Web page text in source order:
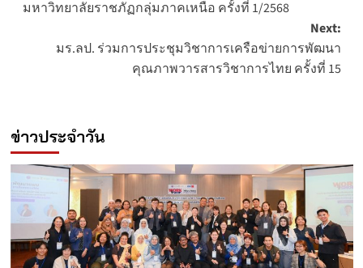
มหาวิทยาลัยราชภัฏกลุ่มภาคเหนือ ครั้งที่ 1/2568
Next:
มร.ลป. ร่วมการประชุมวิชาการเครือข่ายการพัฒนา
คุณภาพวารสารวิชาการไทย ครั้งที่ 15
ข่าวประจำวัน